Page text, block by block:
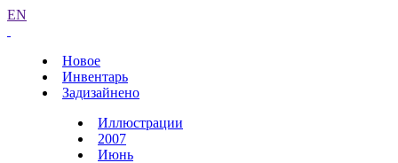
EN
Новое
Инвентарь
Задизайнено
Иллюстрации
2007
Июнь